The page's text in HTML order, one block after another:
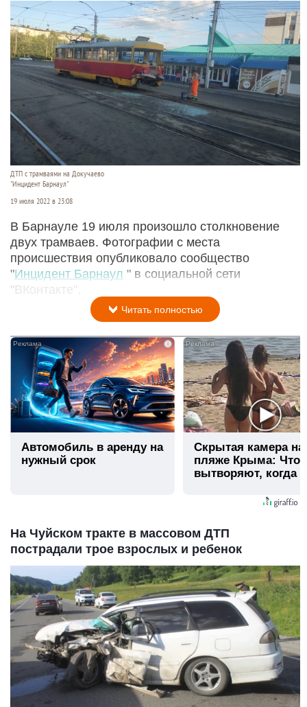
ДТП с трамваями на Докучаево
"Инцидент Барнаул"
19 июля 2022 в 23:08
В Барнауле 19 июля произошло столкновение
двух трамваев. Фотографии с места
происшествия опубликовало сообщество
"Инцидент Барнаул " в социальной сети
"ВКонтакте".
Читать полностью
i
Автомобиль в аренду на
нужный срок
Скрытая камера на
пляже Крыма: Что
вытворяют, когда
На Чуйском тракте в массовом ДТП
пострадали трое взрослых и ребенок